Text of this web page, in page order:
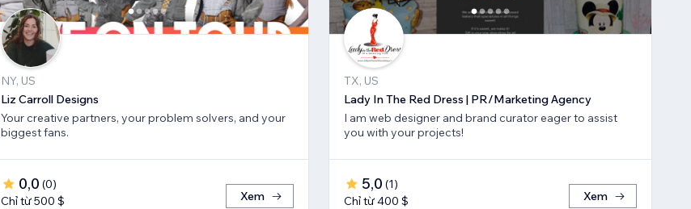
NY, US
Liz Carroll Designs
Your creative partners, your problem solvers, and your
biggest fans.
0,0 (0)
Chỉ từ 500 $
Xem
TX, US
Lady In The Red Dress | PR/Marketing Agency
I am web designer and brand curator eager to assist
you with your projects!
5,0 (1)
Chỉ từ 400 $
Xem